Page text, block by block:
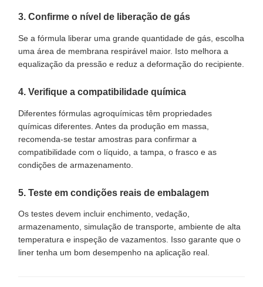
3. Confirme o nível de liberação de gás
Se a fórmula liberar uma grande quantidade de gás, escolha
uma área de membrana respirável maior. Isto melhora a
equalização da pressão e reduz a deformação do recipiente.
4. Verifique a compatibilidade química
Diferentes fórmulas agroquímicas têm propriedades
químicas diferentes. Antes da produção em massa,
recomenda-se testar amostras para confirmar a
compatibilidade com o líquido, a tampa, o frasco e as
condições de armazenamento.
5. Teste em condições reais de embalagem
Os testes devem incluir enchimento, vedação,
armazenamento, simulação de transporte, ambiente de alta
temperatura e inspeção de vazamentos. Isso garante que o
liner tenha um bom desempenho na aplicação real.